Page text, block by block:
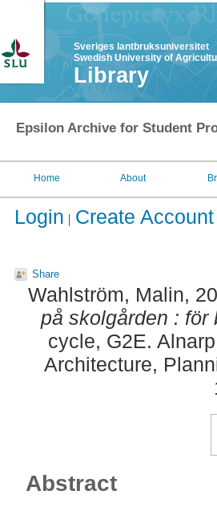
Sveriges lantbruksuniversitet
Swedish University of
Library
Epsilon Archive for Student
Home About
Login Create Account
Share
Wahlström, Malin,
på skolgården : för
cycle, G2E.
Architecture,
Abstract